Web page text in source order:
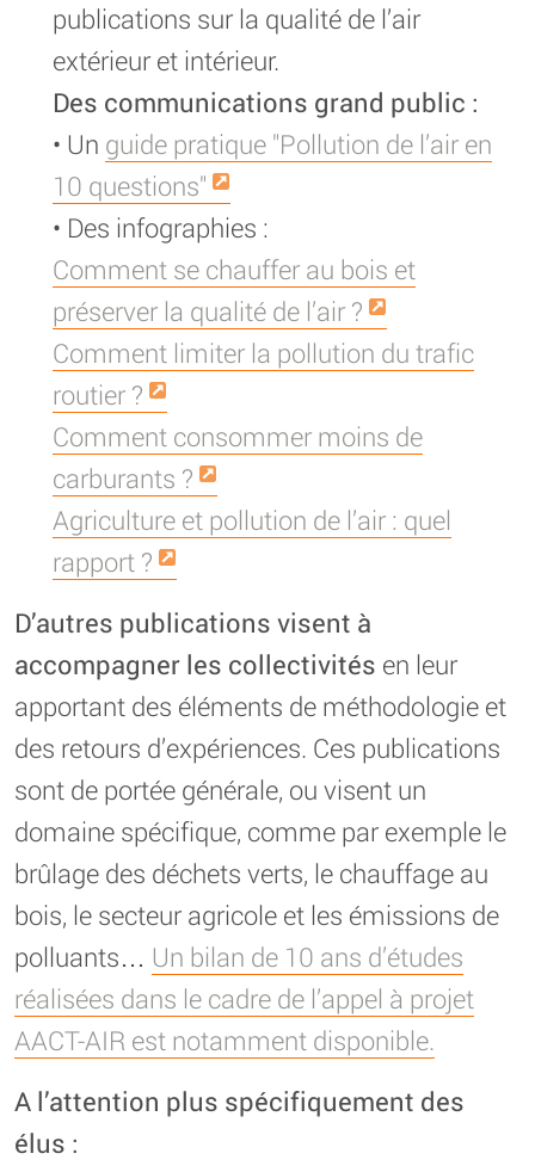
publications sur la qualité de l’air
extérieur et intérieur.
Des communications grand public :
• Un guide pratique "Pollution de l’air en
10 questions"
• Des infographies :
Comment se chauffer au bois et
préserver la qualité de l’air ?
Comment limiter la pollution du trafic
routier ?
Comment consommer moins de
carburants ?
Agriculture et pollution de l’air : quel
rapport ?
D’autres publications visent à
accompagner les collectivités en leur
apportant des éléments de méthodologie et
des retours d’expériences. Ces publications
sont de portée générale, ou visent un
domaine spécifique, comme par exemple le
brûlage des déchets verts, le chauffage au
bois, le secteur agricole et les émissions de
polluants… Un bilan de 10 ans d’études
réalisées dans le cadre de l’appel à projet
AACT-AIR est notamment disponible.
A l’attention plus spécifiquement des
élus :